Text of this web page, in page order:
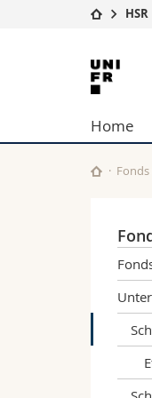
HSR
Home